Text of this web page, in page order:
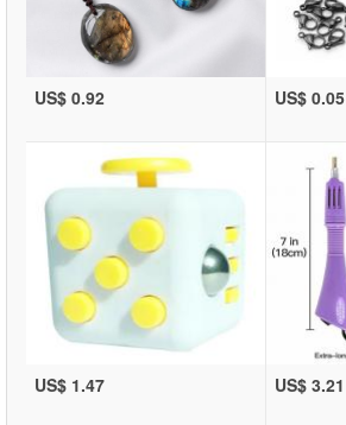
US$ 0.92 US$ 0.05
US$ 1.47 US$ 3.21